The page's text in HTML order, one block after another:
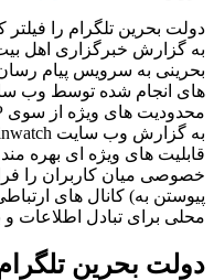
دولت بحرین تلگرام را فیلتر
به گزارش خبرگزاری اهل
بحرینی به سرویس پیام
محدودیت های ویژه از سوی ISPهای بحرینی دارد.
قابلیت های ویژه ای بهره
خصوصی میان کاربران را
پیوستن به) کانال های
محلی برای تبادل اطلاعات
دولت بحرین